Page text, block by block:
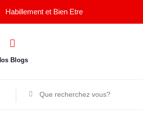
Habillement et Bien Etre
Blogs